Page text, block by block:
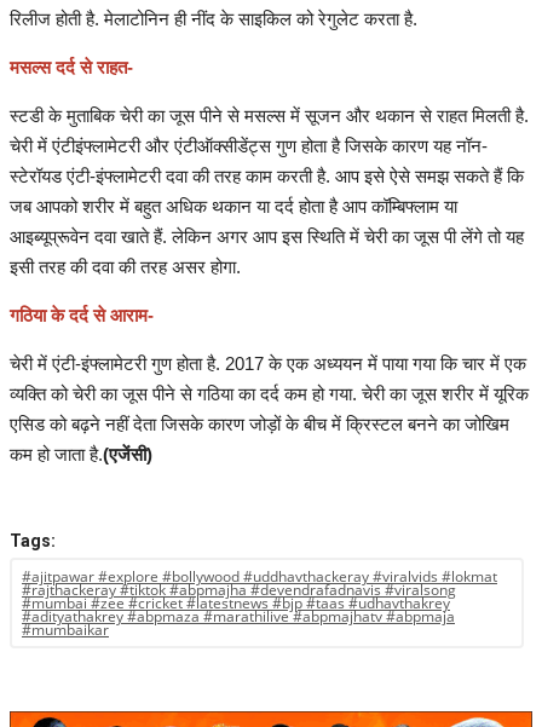
English hindi
रिलीज होती है. मेलाटोनिन ही नींद के साइकिल को रेगुलेट करता है.
मसल्स दर्द से राहत-
स्टडी के मुताबिक चेरी का जूस पीने से मसल्स में सूजन और थकान से राहत मिलती है.
चेरी में एंटीइंफ्लामेटरी और एंटीऑक्सीडेंट्स गुण होता है जिसके कारण यह नॉन-
स्टेरॉयड एंटी-इंफ्लामेटरी दवा की तरह काम करती है. आप इसे ऐसे समझ सकते हैं कि
जब आपको शरीर में बहुत अधिक थकान या दर्द होता है आप कॉम्बिफ्लाम या
आइब्यूप्रूवेन दवा खाते हैं. लेकिन अगर आप इस स्थिति में चेरी का जूस पी लेंगे तो यह
इसी तरह की दवा की तरह असर होगा.
गठिया के दर्द से आराम-
चेरी में एंटी-इंफ्लामेटरी गुण होता है. 2017 के एक अध्ययन में पाया गया कि चार में एक
व्यक्ति को चेरी का जूस पीने से गठिया का दर्द कम हो गया. चेरी का जूस शरीर में यूरिक
एसिड को बढ़ने नहीं देता जिसके कारण जोड़ों के बीच में क्रिस्टल बनने का जोखिम
कम हो जाता है.(एजेंसी)
Tags:
#ajitpawar #explore #bollywood #uddhavthackeray #viralvids #lokmat
#rajthackeray #tiktok #abpmajha #devendrafadnavis #viralsong
#mumbai #zee #cricket #latestnews #bjp #taas #udhavthakrey
#adityathakrey #abpmaza #marathilive #abpmajhatv #abpmaja
#mumbaikar